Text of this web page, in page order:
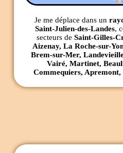
Je me déplace dans un
Saint-Julien-des-Landes,
secteurs de Saint-Gilles-
Aizenay, La Roche-sur-
Brem-sur-Mer,
Vairé, Martinet,
Commequiers, Apremont,